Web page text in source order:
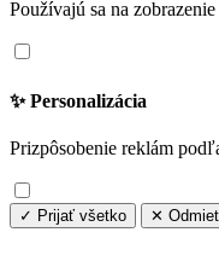
Používajú sa na
✨ Personalizácia
Prizpôsobenie reklám
✓ Prijať všetko ✕